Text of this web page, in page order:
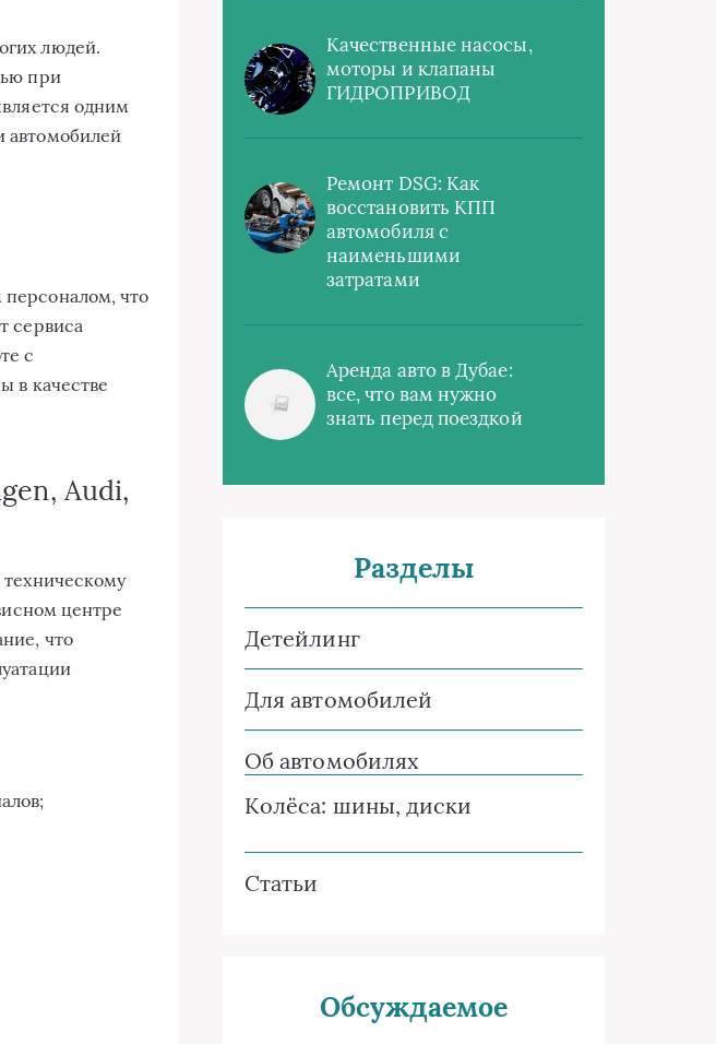
людей.
при
одним
автомобилей
что
сервиса
с
в качестве
Audi,
центре
что
Качественные насосы,
моторы и клапаны
ГИДРОПРИВОД
Ремонт DSG: Как
восстановить КПП
автомобиля с
наименьшими
затратами
Аренда авто в Дубае:
все, что вам нужно
знать перед поездкой
Разделы
Детейлинг
Для автомобилей
Об автомобилях
Колёса: шины, диски
Статьи
Обсуждаемое